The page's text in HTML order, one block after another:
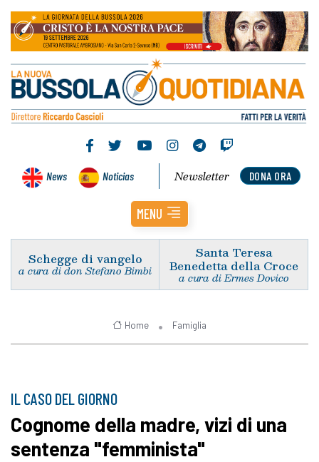
News Noticias DONA ORA
Newsletter
MENU
Schegge di vangelo
a cura di don Stefano Bimbi
Santa Teresa
Benedetta della Croce
a cura di Ermes Dovico
Home Famiglia
IL CASO DEL GIORNO
Cognome della madre, vizi di una
sentenza "femminista"